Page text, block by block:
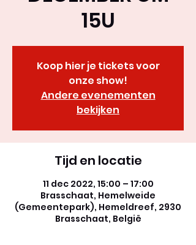
15U
Koop hier je tickets voor
onze show!
Andere evenementen
bekijken
Tijd en locatie
11 dec 2022, 15:00 – 17:00
Brasschaat, Hemelweide
(Gemeentepark), Hemeldreef, 2930
Brasschaat, België